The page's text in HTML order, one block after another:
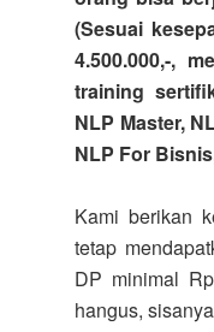
(Sesuai
4.500.000,-,
training
NLP Master,
NLP For
Kami berikan
tetap
DP minimal
hangus,